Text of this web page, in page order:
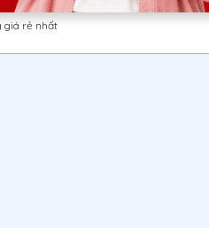
giá rẻ nhất